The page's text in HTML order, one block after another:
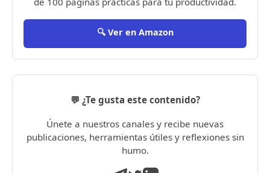
🔍 Ver en Amazon
💬 ¿Te gusta este contenido?
Únete a nuestros canales y recibe nuevas
publicaciones, herramientas útiles y reflexiones sin
humo.